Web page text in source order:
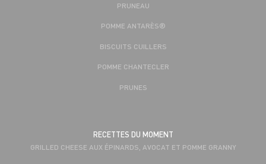
PRUNEAU
POMME ANTARÈS®
BISCUITS CUILLERS
POMME CHANTECLER
PRUNES
RECETTES DU MOMENT
GRILLED CHEESE AUX ÉPINARDS, AVOCAT ET POMME GRANNY